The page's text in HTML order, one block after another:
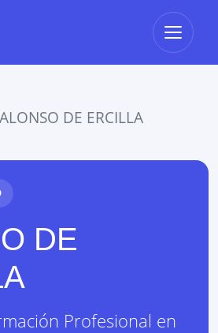
Abrir
ALONSO DE ERCILLA
DE
Profesional en